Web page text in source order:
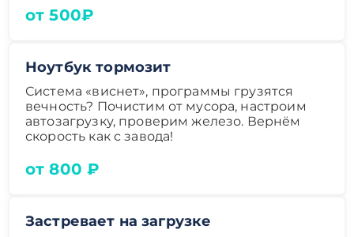
от 500₽
Ноутбук тормозит
Система «виснет», программы грузятся
вечность? Почистим от мусора, настроим
автозагрузку, проверим железо. Вернём
скорость как с завода!
от 800 ₽
Застревает на загрузке